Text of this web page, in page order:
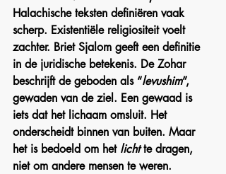
Halachische teksten definiëren vaak
scherp. Existentiële religiositeit voelt
zachter. Briet Sjalom geeft een definitie
in de juridische betekenis. De Zohar
beschrijft de geboden als “levushim”,
gewaden van de ziel. Een gewaad is
iets dat het lichaam omsluit. Het
onderscheidt binnen van buiten. Maar
het is bedoeld om het licht te dragen,
niet om andere mensen te weren.